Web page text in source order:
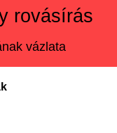
rovásírás
vázlata